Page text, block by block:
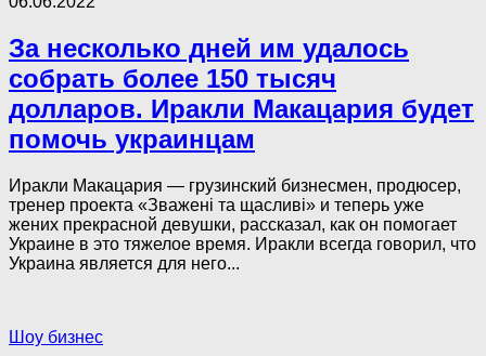
За несколько дней им удалось
собрать более 150 тысяч
долларов. Иракли Макацария будет
помочь украинцам
Иракли Макацария — грузинский бизнесмен, продюсер,
тренер проекта «Зважені та щасливі» и теперь уже
жених прекрасной девушки, рассказал, как он помогает
Украине в это тяжелое время. Иракли всегда говорил, что
Украина является для него...
Шоу бизнес